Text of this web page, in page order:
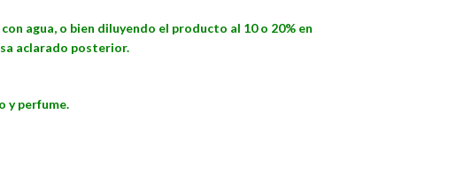
agua, o bien diluyendo el producto al 10 o 20% en
aclarado posterior.
y perfume.